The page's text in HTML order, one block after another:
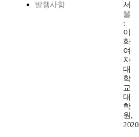
발행사항
서
울
:
이
화
여
자
대
학
교
대
학
원,
2020